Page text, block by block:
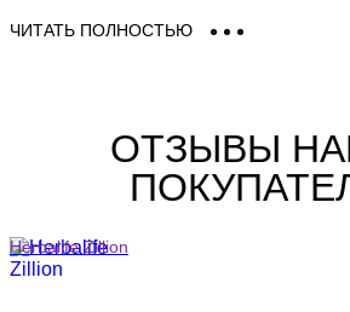
разноплановых по классификации и
Купить парфюмерию Herbalife
нашем интернет магазине в Киеве,
Украине. В наличии есть все
косметика Herbalife на Eau De
Заказать духи Гербалайф (Herbalife) в
ЧИТАТЬ ПОЛНОСТЬЮ
ОТЗЫВЫ
Herbalife Zillion